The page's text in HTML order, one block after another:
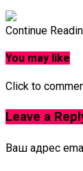
Continue
You may like
Click to
Leave a
Ваш адрес